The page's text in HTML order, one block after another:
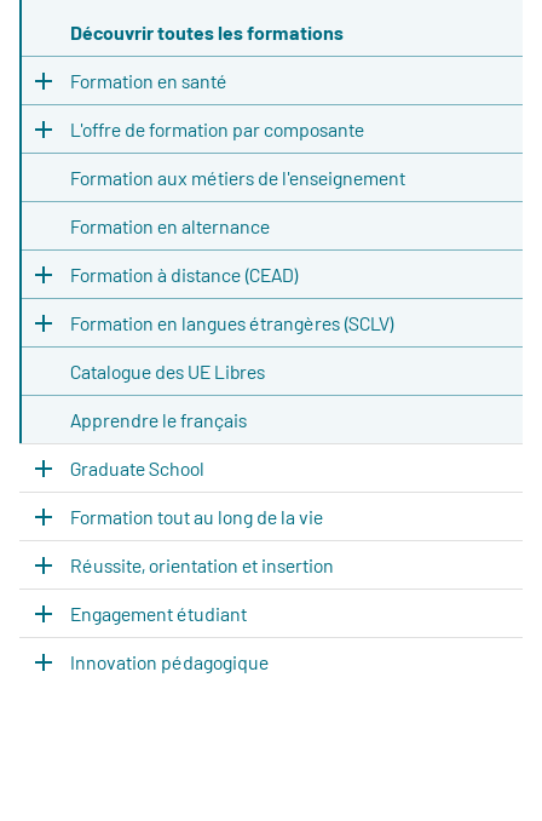
Découvrir toutes les formations
Formation en santé
L'offre de formation par composante
Formation aux métiers de l'enseignement
Formation en alternance
Formation à distance (CEAD)
Formation en langues étrangères (SCLV)
Catalogue des UE Libres
Apprendre le français
Graduate School
Formation tout au long de la vie
Réussite, orientation et insertion
Engagement étudiant
Innovation pédagogique